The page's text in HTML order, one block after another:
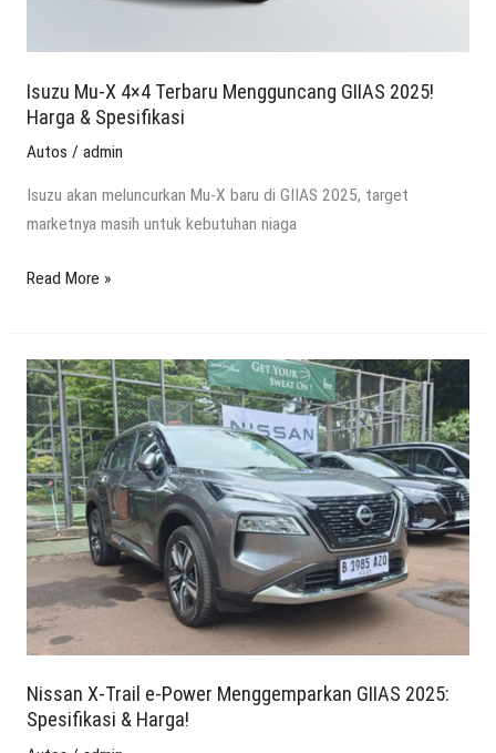
Isuzu Mu-X 4×4 Terbaru Mengguncang GIIAS 2025!
Harga & Spesifikasi
Autos / admin
Isuzu akan meluncurkan Mu-X baru di GIIAS 2025, target
marketnya masih untuk kebutuhan niaga
Spesifikasi
Read More »
Nissan X-Trail e-Power Menggemparkan GIIAS 2025:
Spesifikasi & Harga!
Nissan
X-
Trail
e-
Power
Menggemparkan
GIIAS
Spesifikasi
&
Harga!